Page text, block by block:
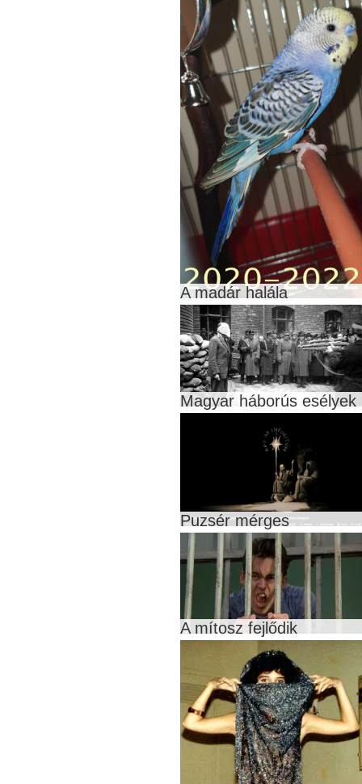
A madár halála
Magyar háborús esélyek
Puzsér mérges
A mítosz fejlődik